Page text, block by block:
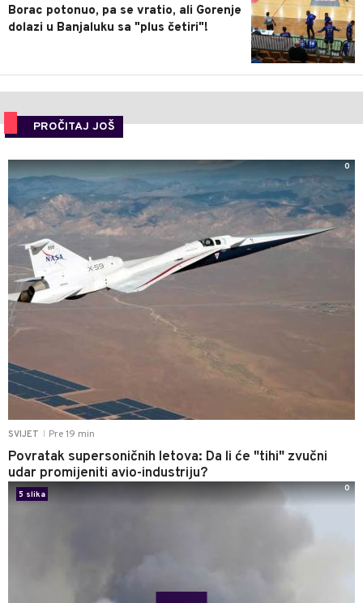
Borac potonuo, pa se vratio, ali Gorenje
dolazi u Banjaluku sa "plus četiri"!
PROČITAJ JOŠ
SVIJET Pre 19 min
Povratak supersoničnih letova: Da li će "tihi" zvučni
udar promijeniti avio-industriju?
0
5 slika
0